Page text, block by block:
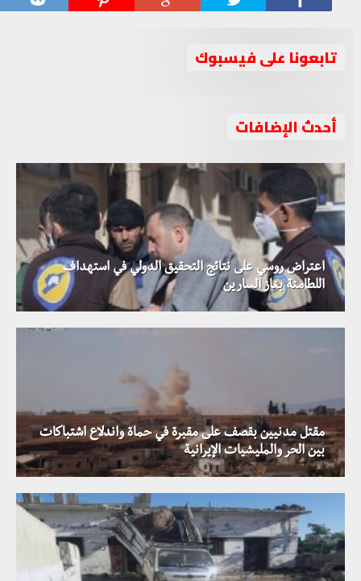
تابعونا على فيسبوك
أحدث الإضافات
اعتراض روسي على نتائج التحقيق الدولي في استهداف
اللطامنة بغاز السارين
مقتل مدنيين بقصف على مقبرة في حماة واندلاع اشتباكات
بين الحر والمليشيات الإيرانية